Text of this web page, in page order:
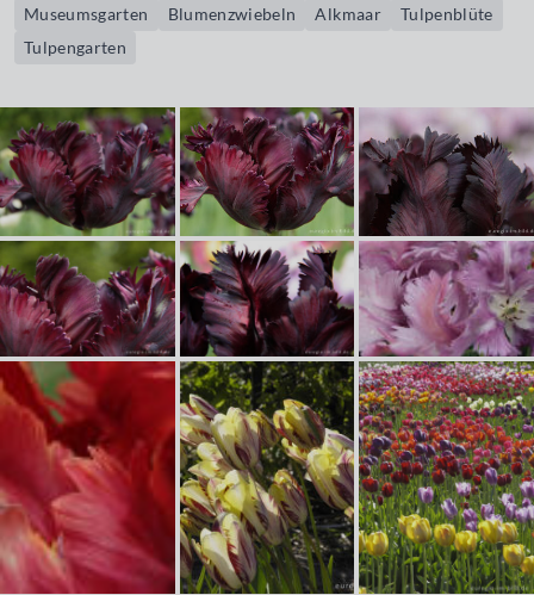
Museumsgarten
Blumenzwiebeln Alkmaar
Tulpenblüte
Tulpengarten